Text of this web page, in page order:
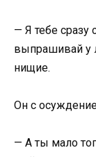
— Я тебе сразу
выпрашивай у
нищие.
Он с
— А ты мало